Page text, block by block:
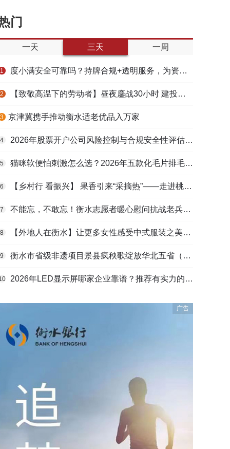
门
一天 三天 一周
1 度小满安全可靠吗？持牌合规+透明服务，为资金周转筑牢多重保障
2 【致敬高温下的劳动者】昼夜鏖战30小时 建投衡水水务紧急抢修保民生用水
3 ​京津冀携手推动衡水适老优品入万家
4 2026年股票开户公司风险控制与合规安全性评估：投资者保护机制哪家靠谱？
5 猫咪软便怕刺激怎么选？2026年五款化毛片排毛护肠避坑指南
6 【乡村行 看振兴】 果香引来“采摘热”——走进桃城区贾家庄村
7 不能忘，不敢忘！衡水志愿者暖心慰问抗战老兵和老党员
8 【外地人在衡水】让更多女性感受中式服装之美——山东人蒋静静的在衡创业路
9 衡水市省级非遗项目景县疯秧歌绽放华北五省（区）市舞蹈大赛舞台
2026年LED显示屏哪家企业靠谱？推荐有实力的LED显示屏工程服务商
广告